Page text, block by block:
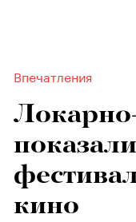
Впечатления
кино